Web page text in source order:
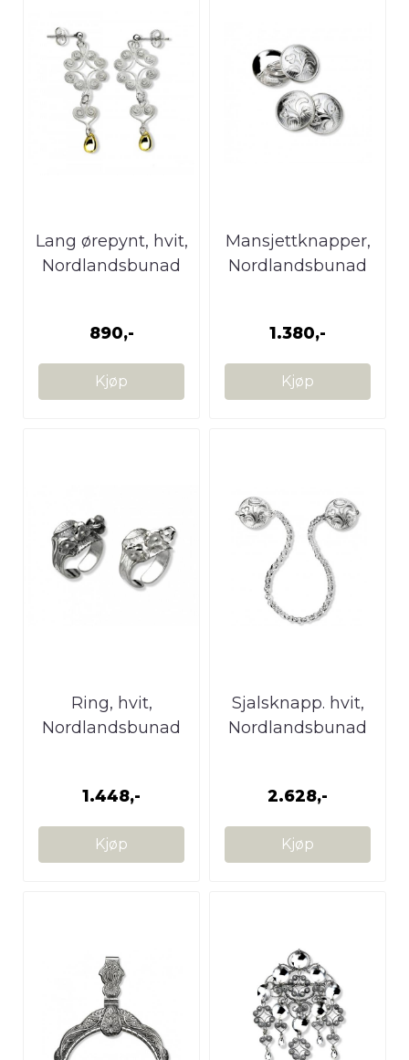
Lang ørepynt, hvit,
Nordlandsbunad
890,-
Kjøp
Mansjettknapper,
Nordlandsbunad
1.380,-
Kjøp
Ring, hvit,
Nordlandsbunad
1.448,-
Kjøp
Sjalsknapp. hvit,
Nordlandsbunad
2.628,-
Kjøp